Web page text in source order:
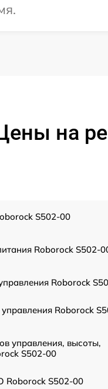
на
S502-00
Roborock S502-
Roborock
Roborock
управления, высоты,
S502-00
Roborock S502-00